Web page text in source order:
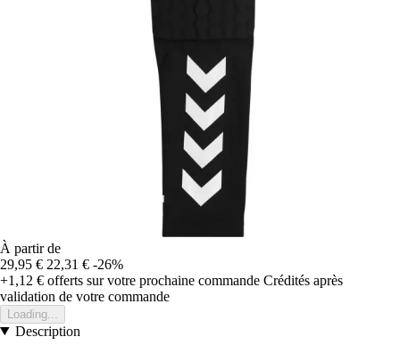
À partir de
29,95 € 22,31 € -26%
+1,12 € offerts sur votre prochaine commande Crédités après
validation de votre commande
Loading...
Description